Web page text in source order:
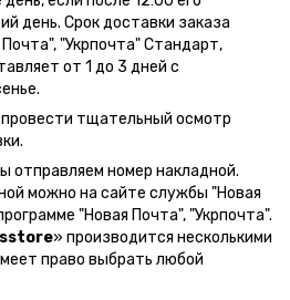
день. Срок доставки заказа
"Укрпочта" Стандарт,
от 1 до 3 дней с
тщательный осмотр
отправляем номер накладной.
можно на сайте службы "Новая
"Новая Почта", "Укрпочта".
» производится несколькими
право выбрать любой